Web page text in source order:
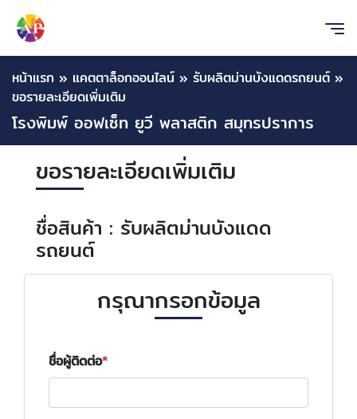
หน้าแรก » แคตตาล็อกออนไลน์ » รับผลิตม่านบังแดดรถยนต์ »
ขอรายละเอียดเพิ่มเติม
โรงพิมพ์ ออฟเซ็ท ยูวี พลาสติก สมุทรปราการ
ขอรายละเอียดเพิ่มเติม
ชื่อสินค้า : รับผลิตม่านบังแดด
รถยนต์
กรุณากรอกข้อมูล
ชื่อผู้ติดต่อ